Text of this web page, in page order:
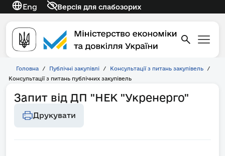
Eng Версія для слабозорих
Головна / Публічні закупівлі / Консультації з питань закупівель
/
Консультації з питань публічних закупівель
Запит від ДП "НЕК "Укренерго"
Друкувати